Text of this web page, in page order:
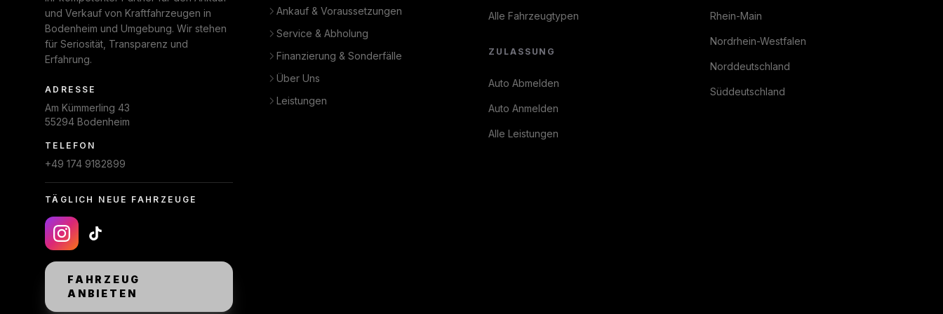
und Verkauf von Kraftfahrzeugen in
Bodenheim und Umgebung. Wir stehen
für Seriosität, Transparenz und
Erfahrung.
ADRESSE
Am Kümmerling 43
55294 Bodenheim
TELEFON
+49 174 9182899
TÄGLICH NEUE FAHRZEUGE
FAHRZEUG
ANBIETEN
Ankauf & Voraussetzungen
Service & Abholung
Finanzierung & Sonderfälle
Über Uns
Leistungen
Alle Fahrzeugtypen
ZULASSUNG
Auto Abmelden
Auto Anmelden
Alle Leistungen
Rhein-Main
Nordrhein-Westfalen
Norddeutschland
Süddeutschland